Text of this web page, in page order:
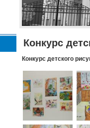
Конкурс
Конкурс детского